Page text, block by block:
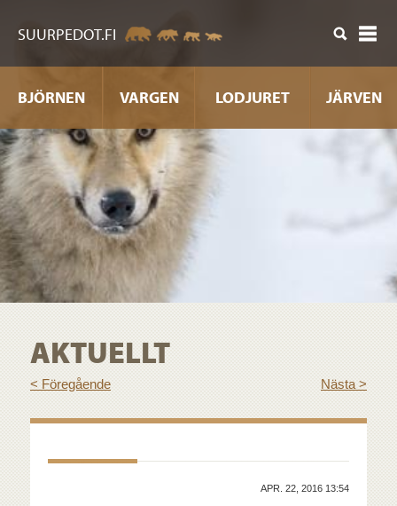
SUURPEDOT.FI
BJÖRNEN VARGEN LODJURET JÄRVEN
AKTUELLT
< Föregående Nästa >
APR. 22, 2016 13:54